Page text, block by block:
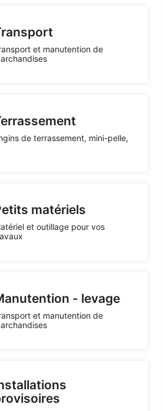
et manutention de
de terrassement, mini-pelle,
matériels
et outillage pour vos
- levage
et manutention de